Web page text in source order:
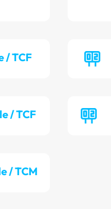
/ TCF
/ TCF
/ TCM